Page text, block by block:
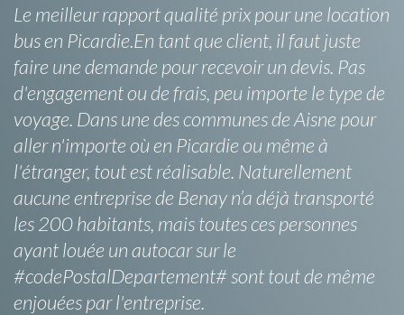
Le meilleur rapport qualité prix pour une location
bus en Picardie.En tant que client, il faut juste
faire une demande pour recevoir un devis. Pas
d'engagement ou de frais, peu importe le type de
voyage. Dans une des communes de Aisne pour
aller n'importe où en Picardie ou même à
l'étranger, tout est réalisable. Naturellement
aucune entreprise de Benay n’a déjà transporté
les 200 habitants, mais toutes ces personnes
ayant louée un autocar sur le
#codePostalDepartement# sont tout de même
enjouées par l'entreprise.